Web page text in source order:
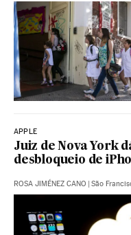
APPLE
Juiz de Nova York
desbloqueio de
ROSA JIMÉNEZ CANO | São